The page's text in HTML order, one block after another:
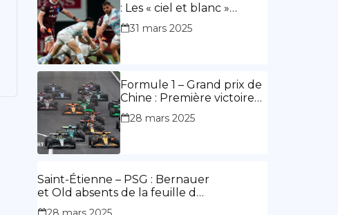
: Les « ciel et blanc »
renouent avec la victoire
31 mars 2025
Formule 1 – Grand prix de
Chine : Première victoire
d’Hamilton en Rouge,
l’Aston Martin d’Alonso fait
28 mars 2025
Saint-Étienne – PSG : Bernauer
et Old absents de la feuille de
match.